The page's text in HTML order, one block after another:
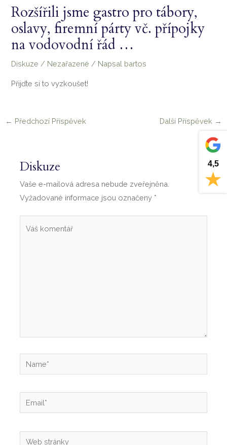
Rozšířili jsme gastro pro tábory,
oslavy, firemní párty vč. přípojky
na vodovodní řád …
Diskuze / Nezařazené / Napsal bartos
Přijďte si to vyzkoušet!
← Předchozí Příspěvek Další Příspěvek →
Diskuze
Vaše e-mailová adresa nebude zveřejněna.
Vyžadované informace jsou označeny *
Name*
Email*
Web
4,5